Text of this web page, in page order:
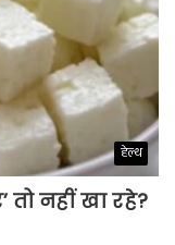
हेल्थ
तो नहीं खा रहे?